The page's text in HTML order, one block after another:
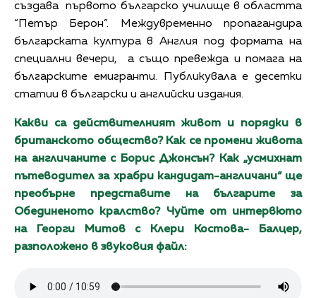
създава първото българско училище в областта
“Петър Берон”. Междувременно пропагандира
българската култура в Англия под формата на
специални вечери, а също превежда и помага на
българските емигранти. Публикувала е десетки
статии в български и английски издания.
Какви са действителният живот и порядки в
британското общество? Как се промени живота
на англичаните с Борис Джонсън? Как „усмихнат
пътеводител за храбри кандидат-англичани“ ще
преобърне представите на българите за
Обединеното кралство? Чуйте от интервюто
на Георги Митов с Клери Костова- Балцер,
разположено в звуковия файл: